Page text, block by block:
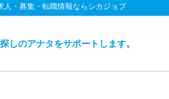
・募集・転職情報ならシカジョブ
しのアナタをサポートします。